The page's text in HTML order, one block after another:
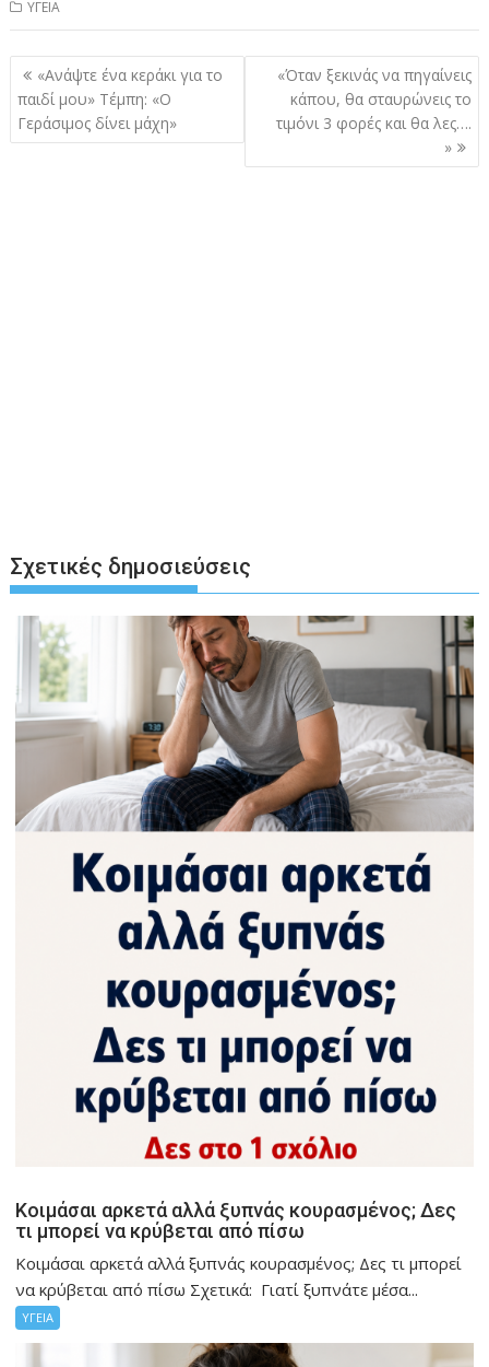
ΥΓΕΙΑ
Πλοήγηση
άρθρων
«Ανάψτε ένα κεράκι για το
παιδί μου» Τέμπη: «Ο
Γεράσιμος δίνει μάχη»
«Όταν ξεκινάς να πηγαίνεις
κάπου, θα σταυρώνεις το
τιμόνι 3 φορές και θα λες….
»
Σχετικές δημοσιεύσεις
Κοιμάσαι αρκετά αλλά ξυπνάς κουρασμένος; Δες
τι μπορεί να κρύβεται από πίσω
Κοιμάσαι αρκετά αλλά ξυπνάς κουρασμένος; Δες τι μπορεί
να κρύβεται από πίσω Σχετικά: Γιατί ξυπνάτε μέσα...
ΥΓΕΙΑ